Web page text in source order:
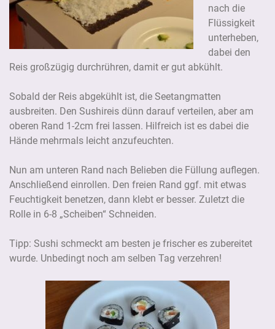
nach die
Flüssigkeit
unterheben,
dabei den
Reis großzügig durchrühren, damit er gut abkühlt.
Sobald der Reis abgekühlt ist, die Seetangmatten
ausbreiten. Den Sushireis dünn darauf verteilen, aber am
oberen Rand 1-2cm frei lassen. Hilfreich ist es dabei die
Hände mehrmals leicht anzufeuchten.
Nun am unteren Rand nach Belieben die Füllung auflegen.
Anschließend einrollen. Den freien Rand ggf. mit etwas
Feuchtigkeit benetzen, dann klebt er besser. Zuletzt die
Rolle in 6-8 „Scheiben“ Schneiden.
Tipp: Sushi schmeckt am besten je frischer es zubereitet
wurde. Unbedingt noch am selben Tag verzehren!